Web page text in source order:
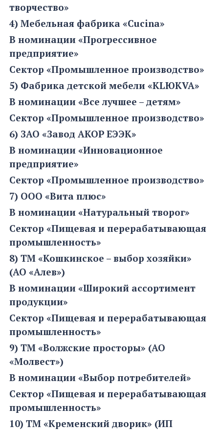
творчество»
4) Мебельная фабрика «Cucina»
В номинации «Прогрессивное
предприятие»
Сектор «Промышленное производство»
5) Фабрика детской мебели «КLЮКVA»
В номинации «Все лучшее – детям»
Сектор «Промышленное производство»
6) ЗАО «Завод АКОР ЕЭЭК»
В номинации «Инновационное
предприятие»
Сектор «Промышленное производство»
7) ООО «Вита плюс»
В номинации «Натуральный творог»
Сектор «Пищевая и перерабатывающая
промышленность»
8) ТМ «Кошкинское – выбор хозяйки»
(АО «Алев»)
В номинации «Широкий ассортимент
продукции»
Сектор «Пищевая и перерабатывающая
промышленность»
9) ТМ «Волжские просторы» (АО
«Молвест»)
В номинации «Выбор потребителей»
Сектор «Пищевая и перерабатывающая
промышленность»
10) ТМ «Кременский дворик» (ИП